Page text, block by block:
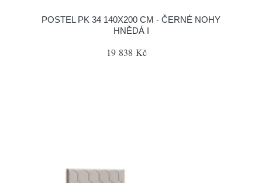
POSTEL PK 34 140X200 CM - ČERNÉ NOHY
HNĚDÁ I
19 838 Kč